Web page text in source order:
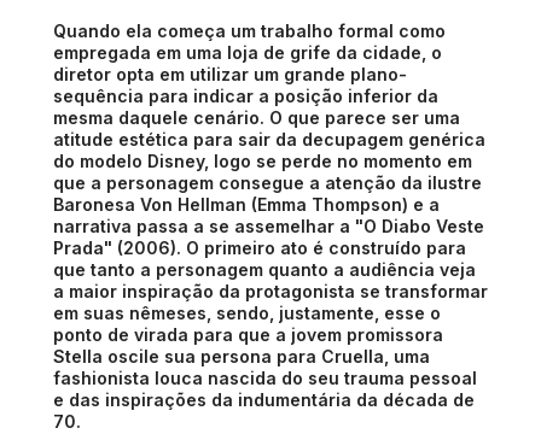
Quando ela começa um trabalho formal como
empregada em uma loja de grife da cidade, o
diretor opta em utilizar um grande plano-
sequência para indicar a posição inferior da
mesma daquele cenário. O que parece ser uma
atitude estética para sair da decupagem genérica
do modelo Disney, logo se perde no momento em
que a personagem consegue a atenção da ilustre
Baronesa Von Hellman (Emma Thompson) e a
narrativa passa a se assemelhar a "O Diabo Veste
Prada" (2006). O primeiro ato é construído para
que tanto a personagem quanto a audiência veja
a maior inspiração da protagonista se transformar
em suas nêmeses, sendo, justamente, esse o
ponto de virada para que a jovem promissora
Stella oscile sua persona para Cruella, uma
fashionista louca nascida do seu trauma pessoal
e das inspirações da indumentária da década de
70.